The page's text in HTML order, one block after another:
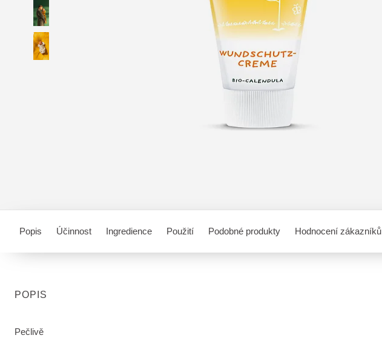
Popis Účinnost Ingredience Použití Podobné produkty Hodnocení zákazníků
POPIS
Pečlivě